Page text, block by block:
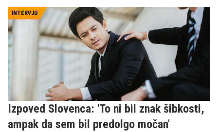
raziskavam, ki bi lahko izboljšale življenja obolelih.
INTERVJU
Izpoved Slovenca: 'To ni bil znak šibkosti,
ampak da sem bil predolgo močan'